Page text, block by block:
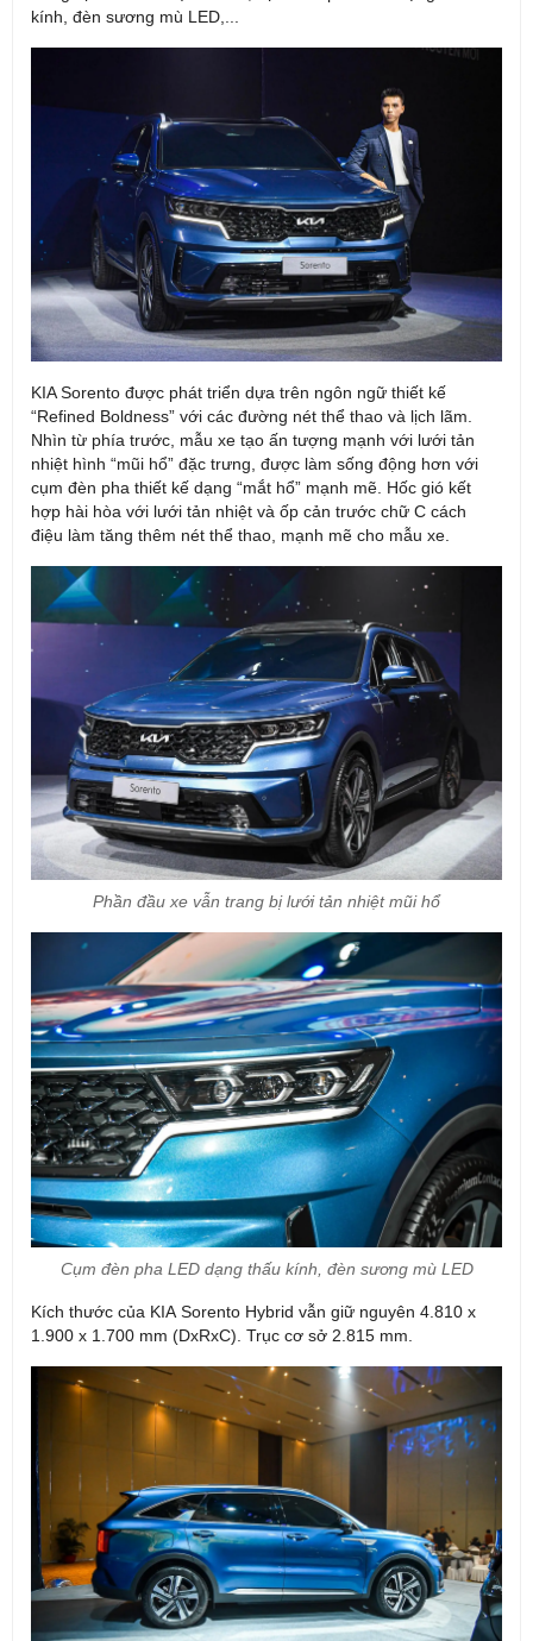
kính, đèn sương mù LED,...
KIA Sorento được phát triển dựa trên ngôn ngữ thiết kế
“Refined Boldness” với các đường nét thể thao và lịch lãm.
Nhìn từ phía trước, mẫu xe tạo ấn tượng mạnh với lưới tản
nhiệt hình “mũi hổ” đặc trưng, được làm sống động hơn với
cụm đèn pha thiết kế dạng “mắt hổ” mạnh mẽ. Hốc gió kết
hợp hài hòa với lưới tản nhiệt và ốp cản trước chữ C cách
điệu làm tăng thêm nét thể thao, mạnh mẽ cho mẫu xe.
Phần đầu xe vẫn trang bị lưới tản nhiệt mũi hổ
Cụm đèn pha LED dạng thấu kính, đèn sương mù LED
Kích thước của KIA Sorento Hybrid vẫn giữ nguyên 4.810 x
1.900 x 1.700 mm (DxRxC). Trục cơ sở 2.815 mm.